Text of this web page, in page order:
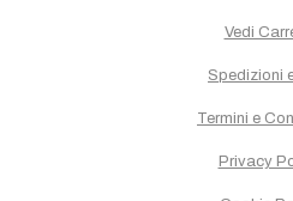
Vedi
Spedizioni
Termini e
Privacy